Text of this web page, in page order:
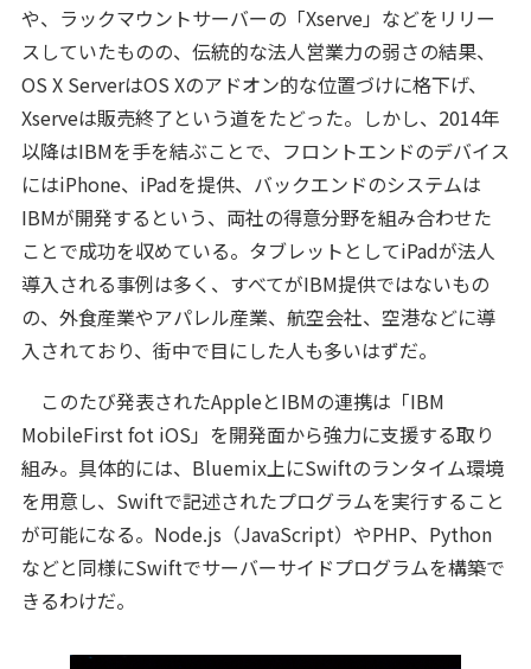
や、ラックマウントサーバーの「Xserve」などをリリー
スしていたものの、伝統的な法人営業力の弱さの結果、
OS X ServerはOS Xのアドオン的な位置づけに格下げ、
Xserveは販売終了という道をたどった。しかし、2014年
以降はIBMを手を結ぶことで、フロントエンドのデバイス
にはiPhone、iPadを提供、バックエンドのシステムは
IBMが開発するという、両社の得意分野を組み合わせた
ことで成功を収めている。タブレットとしてiPadが法人
導入される事例は多く、すべてがIBM提供ではないもの
の、外食産業やアパレル産業、航空会社、空港などに導
入されており、街中で目にした人も多いはずだ。
このたび発表されたAppleとIBMの連携は「IBM
MobileFirst fot iOS」を開発面から強力に支援する取り
組み。具体的には、Bluemix上にSwiftのランタイム環境
を用意し、Swiftで記述されたプログラムを実行すること
が可能になる。Node.js（JavaScript）やPHP、Python
などと同様にSwiftでサーバーサイドプログラムを構築で
きるわけだ。